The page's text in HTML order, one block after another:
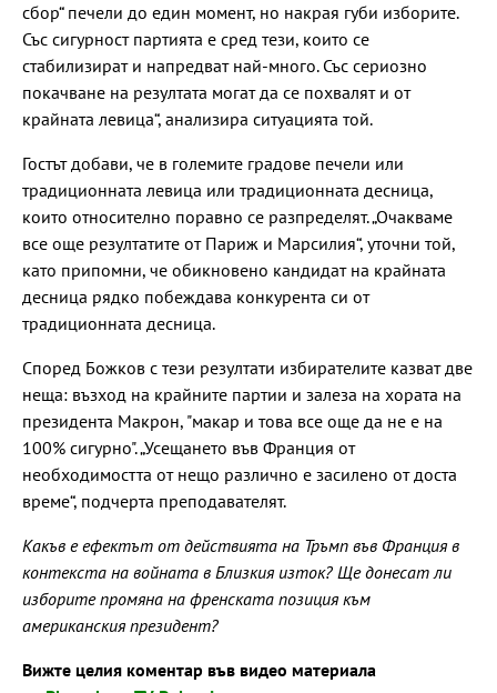
сбор“ печели до един момент, но накрая губи изборите.
Със сигурност партията е сред тези, които се
стабилизират и напредват най-много. Със сериозно
покачване на резултата могат да се похвалят и от
крайната левица“, анализира ситуацията той.
Гостът добави, че в големите градове печели или
традиционната левица или традиционната десница,
които относително поравно се разпределят. „Очакваме
все още резултатите от Париж и Марсилия“, уточни той,
като припомни, че обикновено кандидат на крайната
десница рядко побеждава конкурента си от
традиционната десница.
Според Божков с тези резултати избирателите казват две
неща: възход на крайните партии и залеза на хората на
президента Макрон, "макар и това все още да не е на
100% сигурно". „Усещането във Франция от
необходимостта от нещо различно е засилено от доста
време“, подчерта преподавателят.
Какъв е ефектът от действията на Тръмп във Франция в
контекста на войната в Близкия изток? Ще донесат ли
изборите промяна на френската позиция към
американския президент?
Вижте целия коментар във видео материала